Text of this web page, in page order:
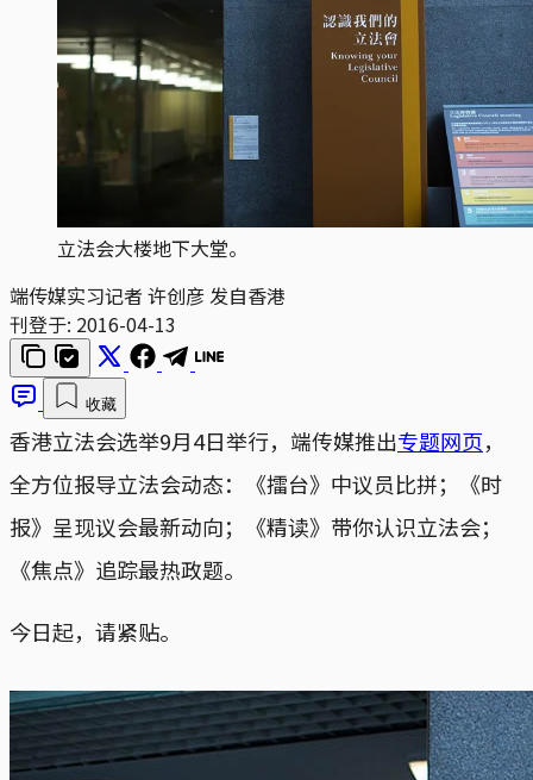
立法会大楼地下大堂。
端传媒实习记者 许创彦 发自香港
刊登于: 2016-04-13
收藏
香港立法会选举9月4日举行，端传媒推出专题网页，
全方位报导立法会动态：《擂台》中议员比拼；《时
报》呈现议会最新动向；《精读》带你认识立法会；
《焦点》追踪最热政题。
今日起，请紧贴。